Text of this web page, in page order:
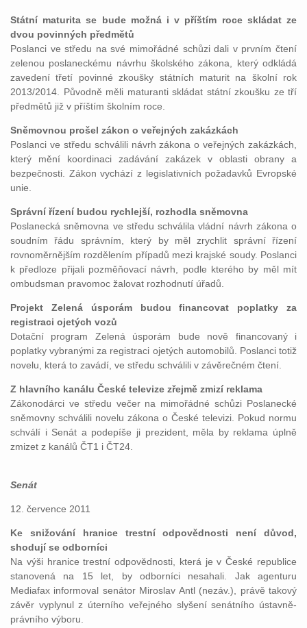
Státní maturita se bude možná i v příštím roce skládat ze
dvou povinných předmětů
Poslanci ve středu na své mimořádné schůzi dali v prvním čtení
zelenou poslaneckému návrhu školského zákona, který odkládá
zavedení třetí povinné zkoušky státních maturit na školní rok
2013/2014. Původně měli maturanti skládat státní zkoušku ze tří
předmětů již v příštím školním roce.
Sněmovnou prošel zákon o veřejných zakázkách
Poslanci ve středu schválili návrh zákona o veřejných zakázkách,
který mění koordinaci zadávání zakázek v oblasti obrany a
bezpečnosti. Zákon vychází z legislativních požadavků Evropské
unie.
Správní řízení budou rychlejší, rozhodla sněmovna
Poslanecká sněmovna ve středu schválila vládní návrh zákona o
soudním řádu správním, který by měl zrychlit správní řízení
rovnoměrnějším rozdělením případů mezi krajské soudy. Poslanci
k předloze přijali pozměňovací návrh, podle kterého by měl mít
ombudsman pravomoc žalovat rozhodnutí úřadů.
Projekt Zelená úsporám budou financovat poplatky za
registraci ojetých vozů
Dotační program Zelená úsporám bude nově financovaný i
poplatky vybranými za registraci ojetých automobilů. Poslanci totiž
novelu, která to zavádí, ve středu schválili v závěrečném čtení.
Z hlavního kanálu České televize zřejmě zmizí reklama
Zákonodárci ve středu večer na mimořádné schůzi Poslanecké
sněmovny schválili novelu zákona o České televizi. Pokud normu
schválí i Senát a podepíše ji prezident, měla by reklama úplně
zmizet z kanálů ČT1 i ČT24.
Senát
12. července 2011
Ke snižování hranice trestní odpovědnosti není důvod,
shodují se odborníci
Na výši hranice trestní odpovědnosti, která je v České republice
stanovená na 15 let, by odborníci nesahali. Jak agenturu
Mediafax informoval senátor Miroslav Antl (nezáv.), právě takový
závěr vyplynul z úterního veřejného slyšení senátního ústavně-
právního výboru.